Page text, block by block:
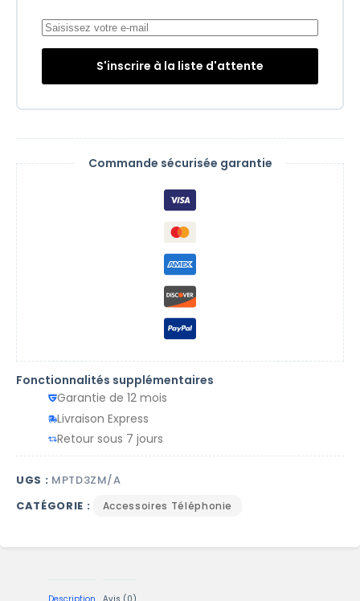
S'inscrire à la liste d'attente
Commande sécurisée garantie
Fonctionnalités supplémentaires
Garantie de 12 mois
Livraison Express
Retour sous 7 jours
UGS : MPTD3ZM/A
CATÉGORIE :
Accessoires Téléphonie